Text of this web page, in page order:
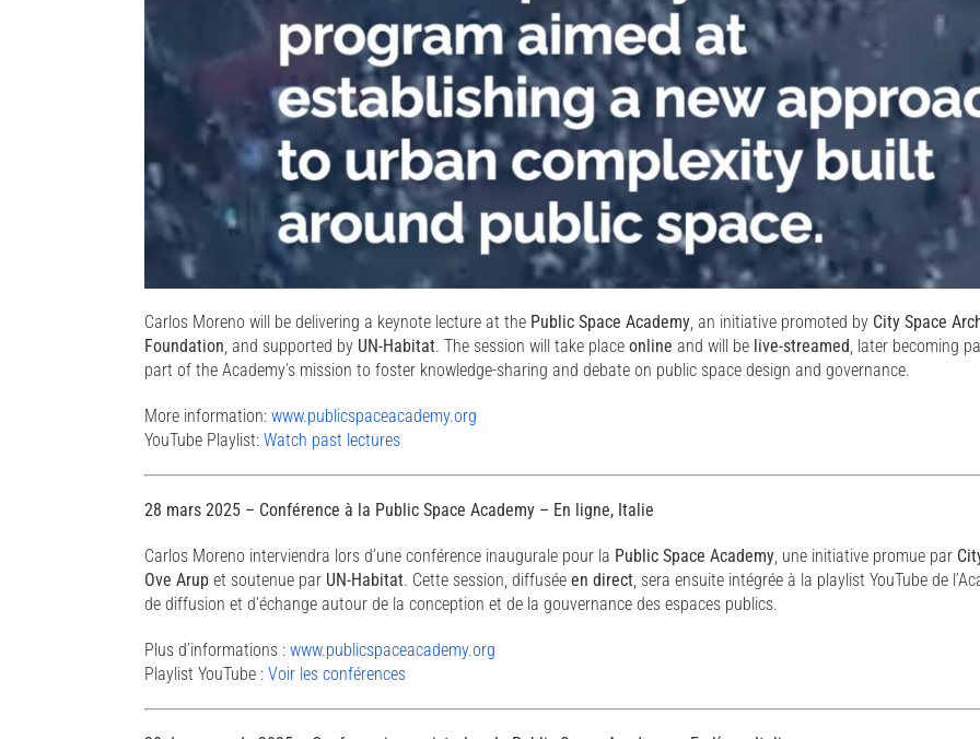
Carlos Moreno will be delivering a keynote lecture at the Public Space Academy, an initiative promoted by City Space
Foundation , and supported by UN-Habitat. The session will take place online and will be live-streamed , later becoming
part of the Academy’s mission to foster knowledge-sharing and debate on public space design and governance.
More information: www.publicspaceacademy.org
YouTube Playlist: Watch past lectures
28 mars 2025 – Conférence à la Public Space Academy – En ligne, Italie
Carlos Moreno interviendra lors d’une conférence inaugurale pour la Public Space Academy, une initiative promue par
Ove Arupet soutenue par UN-Habitat. Cette session, diffusée en direct, sera ensuite intégrée à la playlist YouTube de
de diffusion et d’échange autour de la conception et de la gouvernance des espaces publics.
Plus d’informations : www.publicspaceacademy.org
Playlist YouTube : Voir les conférences